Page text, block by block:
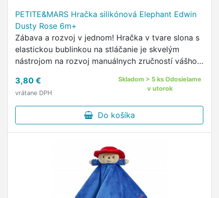
PETITE&MARS Hračka silikónová Elephant Edwin
Dusty Rose 6m+
Zábava a rozvoj v jednom! Hračka v tvare slona s
elastickou bublinkou na stláčanie je skvelým
nástrojom na rozvoj manuálnych zručností vášho
3,80 €
vrátane DPH
Skladom > 5 ks Odosielame
v utorok
Do košíka